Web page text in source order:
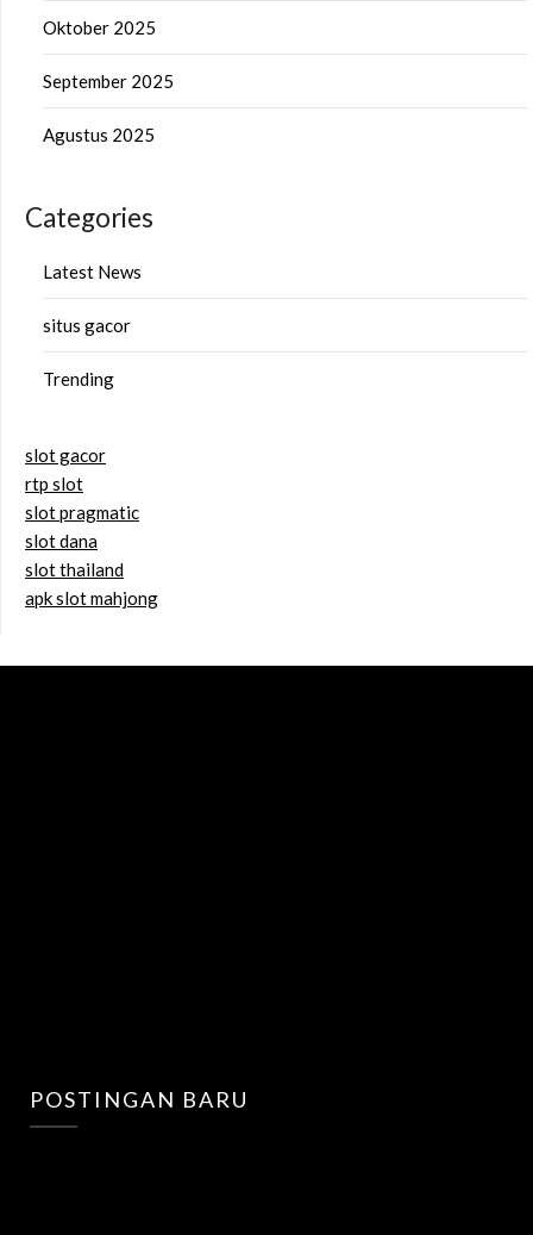
Oktober 2025
September 2025
Agustus 2025
Categories
Latest News
situs gacor
Trending
slot gacor
rtp slot
slot pragmatic
slot dana
slot thailand
apk slot mahjong
POSTINGAN BARU